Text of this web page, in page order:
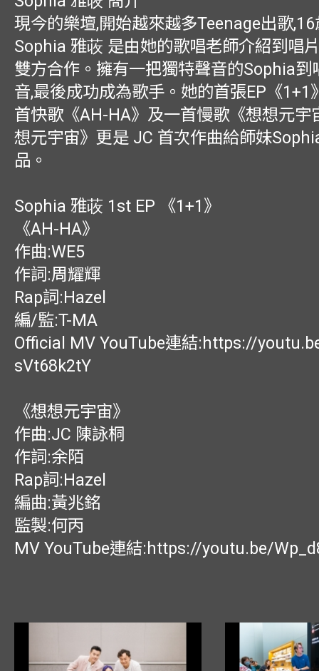
現今的樂壇,開始越來越多Teenage出歌
Sophia 雅荍 是由她的歌唱老師介紹到唱
雙方合作。擁有一把獨特聲音的Sophia到
音,最後成功成為歌手。她的首張EP《1+1
首快歌《AH-HA》及一首慢歌《想想元宇
想元宇宙》更是 JC 首次作曲給師妹
品。
Sophia 雅荍 1st EP 《1+1》
《AH-HA》
作曲:WE5
作詞:周耀輝
Rap詞:Hazel
編/監:T-MA
Official MV YouTube連結:https://
sVt68k2tY
《想想元宇宙》
作曲:JC 陳詠桐
作詞:余陌
Rap詞:Hazel
編曲:黃兆銘
監製:何丙
MV YouTube連結:https://youtu.be/